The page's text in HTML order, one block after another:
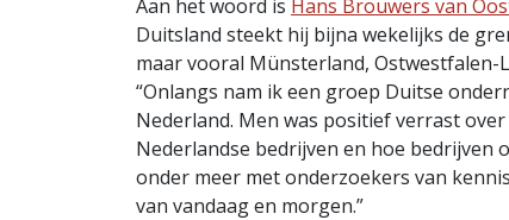
Aan het woord is Hans Brouwers van
Duitsland steekt hij bijna wekelijks de
maar vooral Münsterland, Ostwestfalen-
“Onlangs nam ik een groep Duitse
Nederland. Men was positief verrast
Nederlandse bedrijven en hoe
onder meer met onderzoekers van
van vandaag en morgen.”